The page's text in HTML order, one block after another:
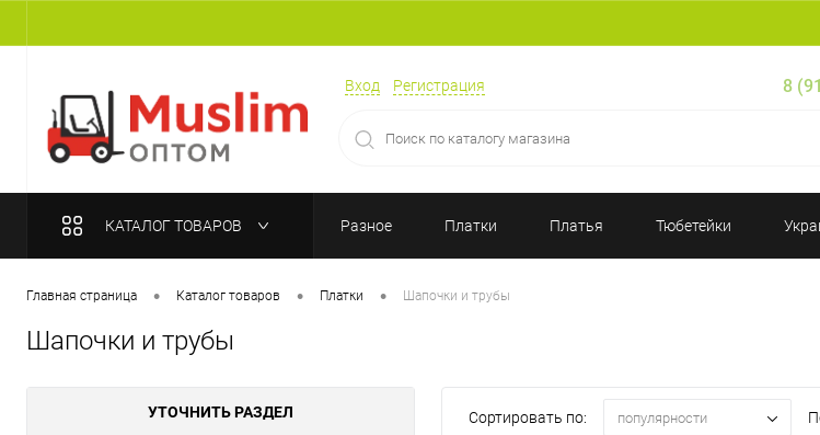
Вход Регистрация 8
КАТАЛОГ ТОВАРОВ Разное Платки Платья Тюбетейки
Главная страница • Каталог товаров • Платки • Шапочки и трубы
Шапочки и трубы
УТОЧНИТЬ РАЗДЕЛ Сортировать по: популярности